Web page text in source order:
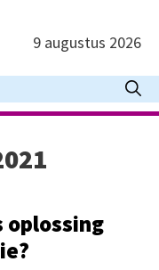
9 augustus 2026
oplossing